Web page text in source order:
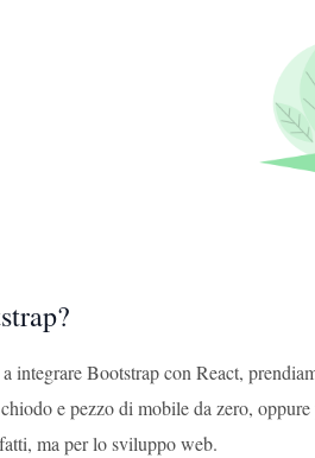
integrare Bootstrap con React,
e pezzo di mobile da zero,
ma per lo sviluppo web.